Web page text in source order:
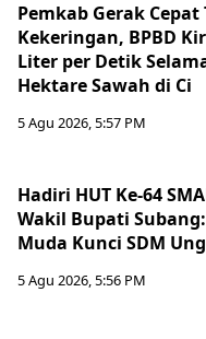
Pemkab Gerak Cepat
Kekeringan, BPBD
Liter per Detik
Hektare Sawah di Ci
5 Agu 2026, 5:57 PM
Hadiri HUT Ke-64
Wakil Bupati
Muda Kunci SDM
5 Agu 2026, 5:56 PM